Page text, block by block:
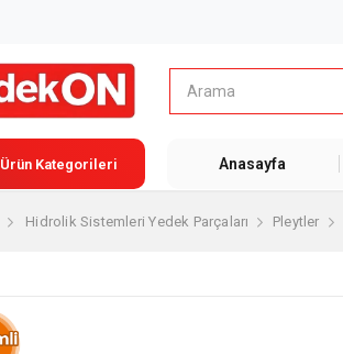
Ürün Kategorileri Anasayfa
Hidrolik Sistemleri Yedek Parçaları Pleytler